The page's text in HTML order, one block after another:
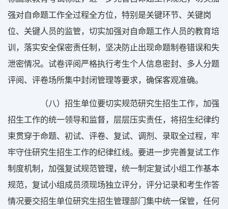
强对自命题工作全过程全方位，特别是关键环节、关键岗
位、关键人员的监管，切实加强对自命题工作人员的教育培
训，落实安全保密责任制，坚决防止出现命题制卷错误和失
泄密情况。试卷评阅严格执行考生个人信息密封、多人分题
评阅、评卷场所集中封闭管理等要求，确保客观准确。
（八）招生单位要切实规范研究生招生工作，加强
招生工作的统一领导和监督，层层压实责任，将招生纪律约
束贯穿于命题、初试、评卷、复试、调剂、录取全过程，牢
牢守住研究生招生工作的纪律红线。要进一步完善复试工作
制度机制，加强复试规范管理，统一制定复试小组工作基本
规范，复试小组成员须现场独立评分，评分记录和考生作答
情况要交招生单位研究生招生管理部门集中统一保管，任何